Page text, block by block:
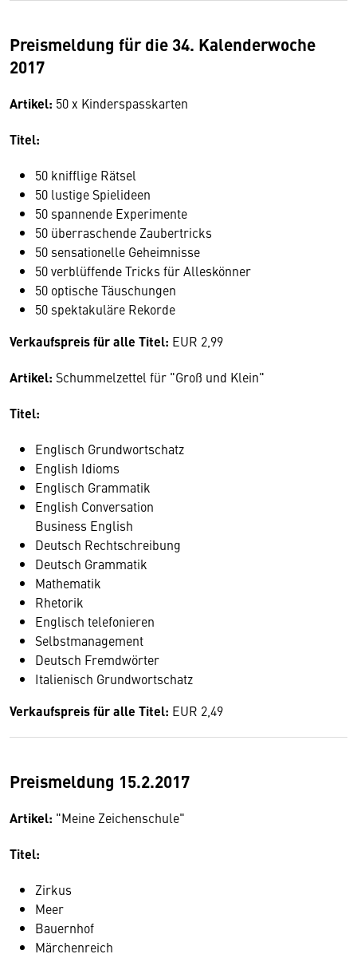
Preismeldung für die 34. Kalenderwoche
2017
Artikel: 50 x Kinderspasskarten
Titel:
50 knifflige Rätsel
50 lustige Spielideen
50 spannende Experimente
50 überraschende Zaubertricks
50 sensationelle Geheimnisse
50 verblüffende Tricks für Alleskönner
50 optische Täuschungen
50 spektakuläre Rekorde
Verkaufspreis für alle Titel: EUR 2,99
Artikel: Schummelzettel für "Groß und Klein"
Titel:
Englisch Grundwortschatz
English Idioms
Englisch Grammatik
English Conversation
Business English
Deutsch Rechtschreibung
Deutsch Grammatik
Mathematik
Rhetorik
Englisch telefonieren
Selbstmanagement
Deutsch Fremdwörter
Italienisch Grundwortschatz
Verkaufspreis für alle Titel: EUR 2,49
Preismeldung 15.2.2017
Artikel: "Meine Zeichenschule"
Titel:
Zirkus
Meer
Bauernhof
Märchenreich